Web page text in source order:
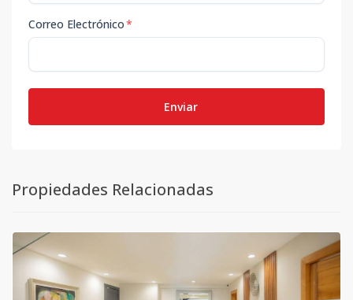
Correo Electrónico*
Enviar
Propiedades Relacionadas